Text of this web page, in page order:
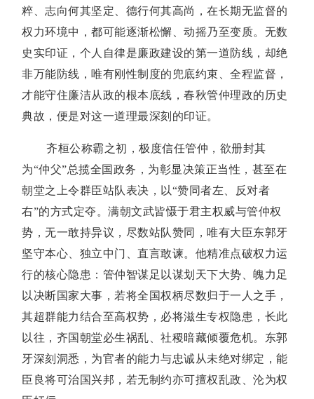
粹、志向何其坚定、德行何其高尚，在长期无监督的
权力环境中，都可能逐渐松懈、动摇乃至变质。无数
史实印证，个人自律是廉政建设的第一道防线，却绝
非万能防线，唯有刚性制度的兜底约束、全程监督，
才能守住廉洁从政的根本底线，春秋管仲理政的历史
典故，便是对这一道理最深刻的印证。
齐桓公称霸之初，极度信任管仲，欲册封其
为“仲父”总揽全国政务，为彰显决策正当性，甚至在
朝堂之上令群臣站队表决，以“赞同者左、反对者
右”的方式定夺。满朝文武皆慑于君主权威与管仲权
势，无一敢持异议，尽数站队赞同，唯有大臣东郭牙
坚守本心、独立中门、直言敢谏。他精准点破权力运
行的核心隐患：管仲智谋足以谋划天下大势、魄力足
以决断国家大事，若将全国权柄尽数归于一人之手，
其超群能力结合至高权势，必将滋生专权隐患，长此
以往，齐国朝堂必生祸乱、社稷暗藏倾覆危机。东郭
牙深刻洞悉，为官者的能力与忠诚从未绝对绑定，能
臣良将可治国兴邦，若无制约亦可擅权乱政、沦为权